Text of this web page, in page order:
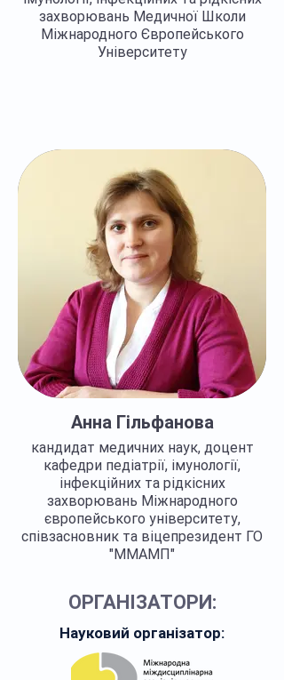
захворювань Медичної Школи
Міжнародного Європейського
Університету
Анна Гільфанова
кандидат медичних наук, доцент
кафедри педіатрії, імунології,
інфекційних та рідкісних
захворювань Міжнародного
європейського університету,
співзасновник та віцепрезидент ГО
"ММАМП"
Регалії >>>
ОРГАНІЗАТОРИ:
Науковий організатор: